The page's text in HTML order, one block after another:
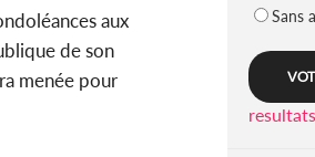
aux
de son
menée pour
Sans
resultats